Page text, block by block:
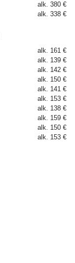
alk. 380 €
alk. 338 €
alk. 161 €
alk. 139 €
alk. 142 €
alk. 150 €
alk. 141 €
alk. 153 €
alk. 138 €
alk. 159 €
alk. 150 €
alk. 153 €